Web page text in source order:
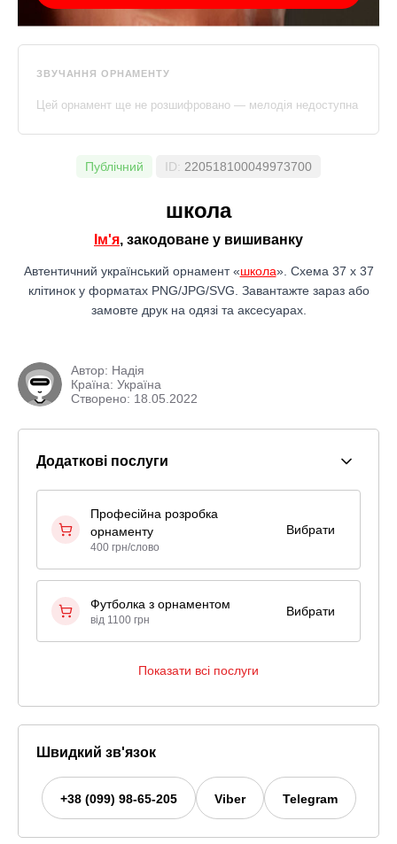
ЗВУЧАННЯ ОРНАМЕНТУ
Цей орнамент ще не розшифровано — мелодія недоступна
Публічний ID: 220518100049973700
школа
Ім'я, закодоване у вишиванку
Автентичний український орнамент «школа». Схема 37 x 37
клітинок у форматах PNG/JPG/SVG. Завантажте зараз або
замовте друк на одязі та аксесуарах.
Автор: Надія
Країна: Україна
Створено: 18.05.2022
Додаткові послуги
Професійна розробка
орнаменту
400 грн/слово
Вибрати
Футболка з орнаментом
від 1100 грн
Вибрати
Показати всі послуги
Швидкий зв'язок
+38 (099) 98-65-205 Viber Telegram